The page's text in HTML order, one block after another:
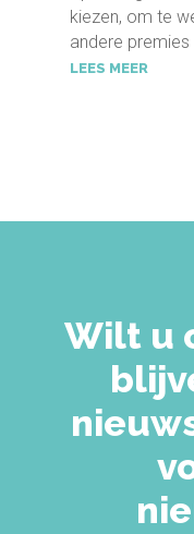
kiezen, om te
andere
LEES MEER
Wilt u